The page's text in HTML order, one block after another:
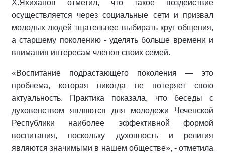
Х.Яхиханов отметил, что такое воздействие
осуществляется через социальные сети и призвал
молодых людей тщательнее выбирать круг общения,
а старшему поколению - уделять больше времени и
внимания интересам членов своих семей.
«Воспитание подрастающего поколения — это
проблема, которая никогда не потеряет свою
актуальность. Практика показала, что беседы с
духовенством являются для молодежи Чеченской
Республики наиболее эффективной формой
воспитания, поскольку духовность и религия
являются значимыми в нашем обществе», - отметила